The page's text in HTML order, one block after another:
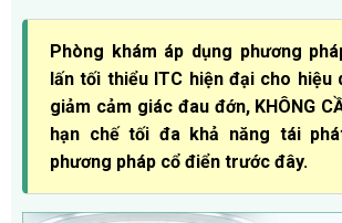
Phòng khám áp dụng phương
lấn tối thiểu ITC hiện đại cho hiệu
giảm cảm giác đau đớn, KHÔNG
hạn chế tối đa khả năng tái
phương pháp cổ điển trước đây.